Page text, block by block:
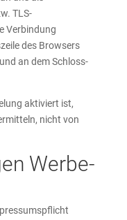
TLS-
Verbindung
des Browsers
an dem Schloss-
aktiviert ist,
nicht von
Werbe-